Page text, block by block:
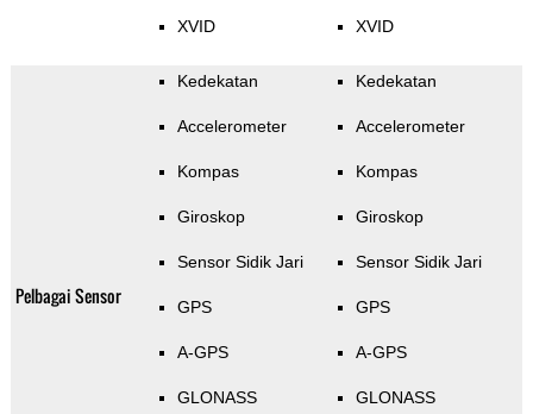
XVID XVID
Pelbagai Sensor
Kedekatan
Accelerometer
Kompas
Giroskop
Sensor Sidik Jari
GPS
A-GPS
GLONASS
Kedekatan
Accelerometer
Kompas
Giroskop
Sensor Sidik Jari
GPS
A-GPS
GLONASS